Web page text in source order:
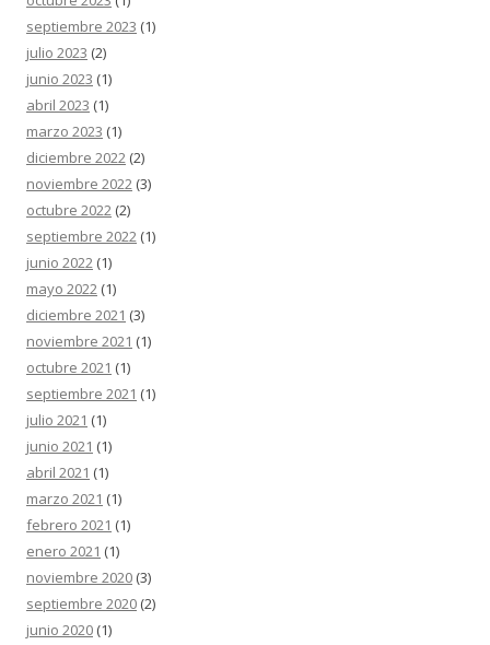
septiembre 2023 (1)
julio 2023 (2)
junio 2023 (1)
abril 2023 (1)
marzo 2023 (1)
diciembre 2022 (2)
noviembre 2022 (3)
octubre 2022 (2)
septiembre 2022 (1)
junio 2022 (1)
mayo 2022 (1)
diciembre 2021 (3)
noviembre 2021 (1)
octubre 2021 (1)
septiembre 2021 (1)
julio 2021 (1)
junio 2021 (1)
abril 2021 (1)
marzo 2021 (1)
febrero 2021 (1)
enero 2021 (1)
noviembre 2020 (3)
septiembre 2020 (2)
junio 2020 (1)